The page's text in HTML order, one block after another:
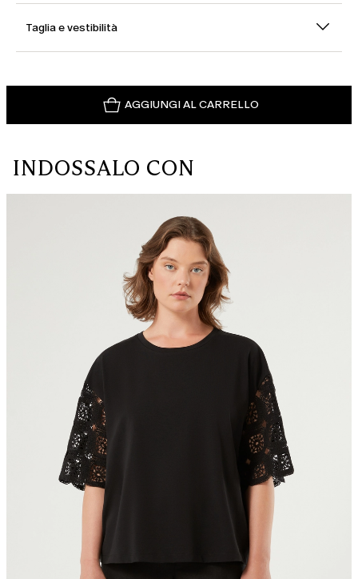
Taglia e vestibilità
AGGIUNGI AL CARRELLO
INDOSSALO CON